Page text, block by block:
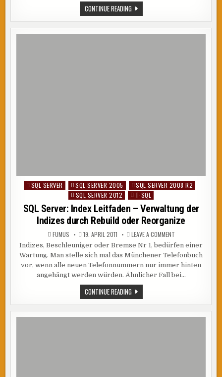
CONTINUE READINGSQL
SERVER
–
PROBLEM
BEIM
Posted
SQL SERVER SQL SERVER 2005
SQL SERVER 2008 R2
SQL SERVER 2012
T-SQL
SQL Server: Index Leitfaden – Verwaltung der
Indizes durch Rebuild oder Reorganize
FUMUS 19. APRIL 2011 LEAVE A COMMENTON
SERVER:
INDEX
LEITFADEN
–
VERWALTUNG
DER
REORGANIZE
Indizes, Beschleuniger oder Bremse Nr 1, bedürfen einer
Wartung. Man stelle sich mal das Münchener Telefonbuch
vor, wenn alle neuen Telefonnummern nur immer hinten
angehängt werden würden. Ähnlicher Fall bei…
CONTINUE READINGSQL
SERVER:
INDEX
LEITFADEN
–